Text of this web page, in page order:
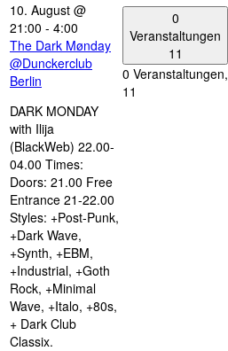
10. August @
21:00 - 4:00
The Dark Mønday
@Dunckerclub
Berlin
DARK MONDAY
with Ilija
(BlackWeb) 22.00-
04.00 Times:
Doors: 21.00 Free
Entrance 21-22.00
Styles: +Post-Punk,
+Dark Wave,
+Synth, +EBM,
+Industrial, +Goth
Rock, +Minimal
Wave, +Italo, +80s,
+ Dark Club
Classix.
0
Veranstaltungen
11
0 Veranstaltungen,
11